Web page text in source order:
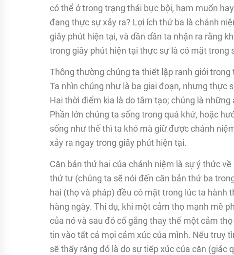
có thể ở trong trạng thái bực bội, ham muốn
đang thực sự xảy ra? Lợi ích thứ ba là chánh
giây phút hiện tại, và dần dần ta nhận ra rằng
trong giây phút hiện tại thực sự là có mặt trong
Thông thường chúng ta thiết lập ranh giới
Ta nhìn chúng như là ba giai đoạn, nhưng thực
Hai thời điểm kia là do tâm tạo; chúng là
Phần lớn chúng ta sống trong quá khứ, hoặc
sống như thế thì ta khó mà giữ được chánh
xảy ra ngay trong giây phút hiện tại.
Căn bản thứ hai của chánh niệm là sự ý thức
thứ tư (chúng ta sẽ nói đến căn bản thứ ba
hai (thọ và pháp) đều có mặt trong lúc ta hành
hàng ngày. Thí dụ, khi một cảm thọ mạnh mẽ
của nó và sau đó cố gắng thay thế một cảm
tin vào tất cả mọi cảm xúc của mình. Nếu truy
sẽ thấy rằng đó là do sự tiếp xúc của căn (giác